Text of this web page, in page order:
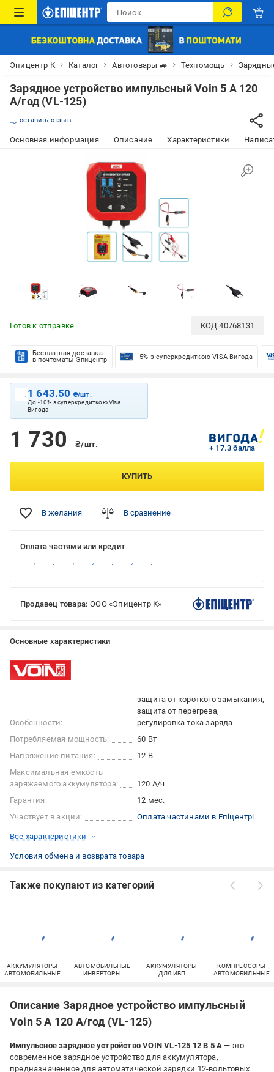
Эпицентр К Каталог Автотовары 🚙 Техпомощь
Зарядное устройство импульсный Voin 5 А 120
А/год (VL-125)
оставить отзыв
Основная информация Описание Характеристики
Готов к отправке КОД40768131
Бесплатная доставка
в почтоматы Эпицентр
-5% з суперкредиткою VISA Вигода
1 643.50 ₴/шт.
До -10% з суперкредиткою Visa
Вигода
1 730 ₴/шт. + 17.3 балла
КУПИТЬ
В желания В сравнение
Оплата частями или кредит
Продавец товара: ООО «Эпицентр К»
Основные характеристики
Особенности:
защита от короткого замыкания
защита от перегрева
регулировка тока заряда
Потребляемая мощность:
60 Вт
Напряжение питания:
12 В
Максимальная емкость
заряжаемого аккумулятора:
120 А/ч
Гарантия:
12 мес.
Участвует в акции:
Оплата частинами в Епіцентрі
Все характеристики
Условия обмена и возврата товара
Также покупают из категорий
АККУМУЛЯТОРЫ
АВТОМОБИЛЬНЫЕ
АВТОМОБИЛЬНЫЕ
ИНВЕРТОРЫ
АККУМУЛЯТОРЫ
ДЛЯ ИБП
КОМПРЕССОРЫ
АВТОМОБИЛЬНЫЕ
Описание Зарядное устройство импульсный
Voin 5 А 120 А/год (VL-125)
Импульсное зарядное устройство VOIN VL-125 12 В 5 А — это
современное зарядное устройство для аккумулятора,
предназначенное для автоматической зарядки 12-вольтовых